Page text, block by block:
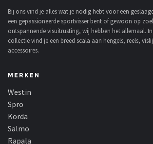
Bij ons vind je alles wat je nodig hebt voor een
een gepassioneerde sportvisser bent of gewoon op
ontspannende visuitrusting, wij hebben het allemaal.
collectie vind je een breed scala aan hengels, reels,
accessoires.
MERKEN
Westin
Spro
Korda
Salmo
Rapala